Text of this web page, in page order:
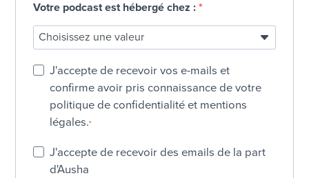
Votre podcast est hébergé chez :
J'accepte de recevoir vos e-mails et
confirme avoir pris connaissance de votre
politique de confidentialité et mentions
légales.
J'accepte de recevoir des emails de la part
d'Ausha